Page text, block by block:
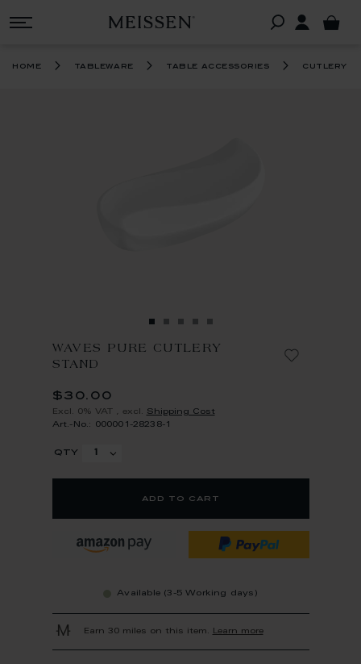
home tableware table accessories cutlery
WAVES PURE CUTLERY
STAND
$30.00
Excl. 0% VAT excl. Shipping Cost
Art.-No.: 000001-28238-1
qty
add to cart
Available (3-5 Working days)
Earn 30 miles on this item. Learn more